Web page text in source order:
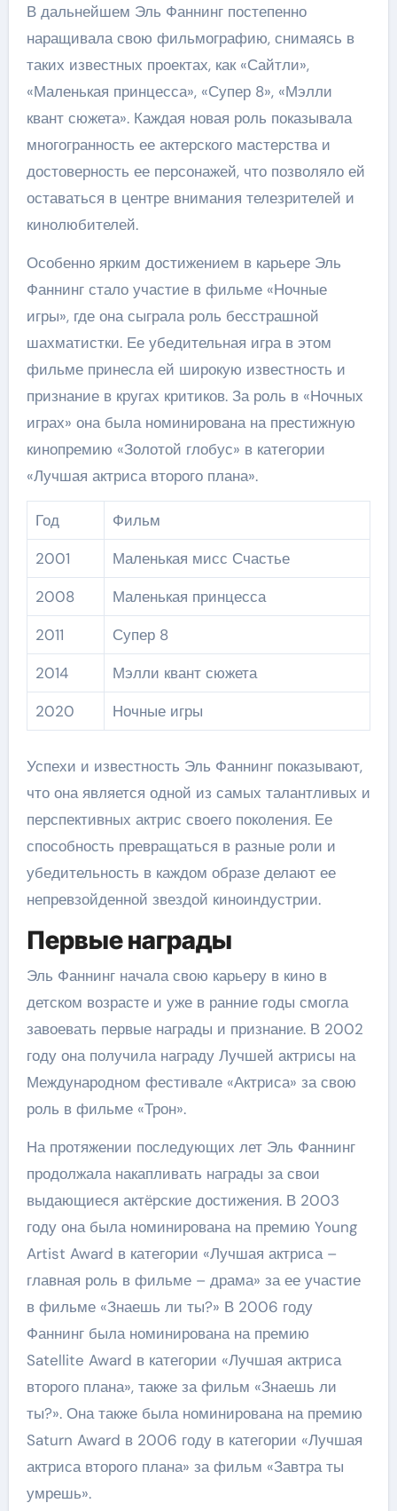
В дальнейшем Эль Фаннинг постепенно
наращивала свою фильмографию, снимаясь в
таких известных проектах, как «Сайтли»,
«Маленькая принцесса», «Супер 8», «Мэлли
квант сюжета». Каждая новая роль показывала
многогранность ее актерского мастерства и
достоверность ее персонажей, что позволяло ей
оставаться в центре внимания телезрителей и
кинолюбителей.
Особенно ярким достижением в карьере Эль
Фаннинг стало участие в фильме «Ночные
игры», где она сыграла роль бесстрашной
шахматистки. Ее убедительная игра в этом
фильме принесла ей широкую известность и
признание в кругах критиков. За роль в «Ночных
играх» она была номинирована на престижную
кинопремию «Золотой глобус» в категории
«Лучшая актриса второго плана».
Год
Фильм
2001
Маленькая мисс Счастье
2008
Маленькая принцесса
2011
Супер 8
2014
Мэлли квант сюжета
2020
Ночные игры
Успехи и известность Эль Фаннинг показывают,
что она является одной из самых талантливых и
перспективных актрис своего поколения. Ее
способность превращаться в разные роли и
убедительность в каждом образе делают ее
непревзойденной звездой киноиндустрии.
Первые награды
Эль Фаннинг начала свою карьеру в кино в
детском возрасте и уже в ранние годы смогла
завоевать первые награды и признание. В 2002
году она получила награду Лучшей актрисы на
Международном фестивале «Актриса» за свою
роль в фильме «Трон».
На протяжении последующих лет Эль Фаннинг
продолжала накапливать награды за свои
выдающиеся актёрские достижения. В 2003
году она была номинирована на премию Young
Artist Award в категории «Лучшая актриса –
главная роль в фильме – драма» за ее участие
в фильме «Знаешь ли ты?» В 2006 году
Фаннинг была номинирована на премию
Satellite Award в категории «Лучшая актриса
второго плана», также за фильм «Знаешь ли
ты?». Она также была номинирована на премию
Saturn Award в 2006 году в категории «Лучшая
актриса второго плана» за фильм «Завтра ты
умрешь».